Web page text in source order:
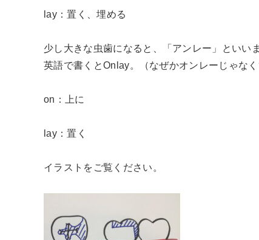
lay：置く、埋める
少し大きな虫歯になると、「アンレー」といいま
英語で書くとOnlay。（なぜかオンレーじゃなく
on：上に
lay：置く
イラストをご覧ください。